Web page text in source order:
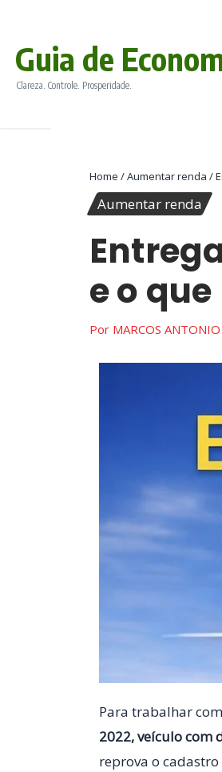
Guia de
Clareza. Controle. Prosperidade.
Home /Aumentar renda /
Aumentar renda
e o
Por MARCOS ANTONIO
Para trabalhar
2022, veículo com
reprova o